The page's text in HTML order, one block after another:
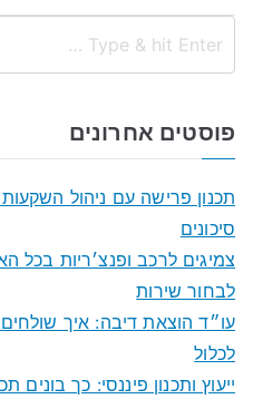
פוסטים אחרונים
תכנון פרישה עם ניהול
סיכונים
צמיגים לרכב ופנצ׳ריות בכל
לבחור שירות
עו״ד הוצאת דיבה: איך
לכלול
ייעוץ ותכנון פיננסי: כך בונים